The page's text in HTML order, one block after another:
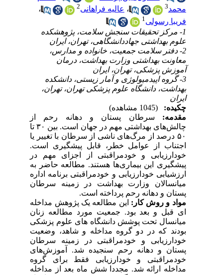
محمد
،عالیه فراهانی
،
فریبا رسولی
1- مرکز تحقیقات سنجش سلامت، پژوهشکده
علوم بهداشتی جهاددانشگاهی، تهران، ایران
2- دفتر سلامت جمعیت، خانواده و مدارس،
معاونت بهداشتی وزارت بهداشت، درمان
آموزش پزشکی، تهران، ایران
3- گروه اپیدمیولوژی و آمار زیستی، دانشکده
بهداشت، دانشگاه علوم پزشکی تهران، تهران،
ایران
چکیده:
مقدمه:سرطان پستان و دهانه رحم از
چالش‌های بهداشتی مهم در جهان است. بین ۳۰ تا
۵۰ درصد از مرگ‌های ناشی از سرطان با تغییر یا
اجتناب از عوامل خطر، قابل پیشگیری است.
خودارزیابی و خودمراقبتی از اجزای مهم در
پیشگیری این بیماری‌ها هستند. مطالعه حاضر به
ارزشیابی خودارزیابی و خودمراقبتی برنامه اداره
میانسالان وزارت بهداشت در زمینه سرطان
پستان و دهانه رحم پرداخته است.
مواد و روش کار:این مطالعه یک پژوهش مداخله
ای قبل و بعد بود. جمعیت مورد مطالعه زنان
میانسال تحت پوشش دانشگاه ‌های علوم پزشکی
بودند که در دو گروه مداخله و شاهد، وضعیت
خودارزیابی و خودمراقبتی در زمینه سرطان
پستان و دهانه رحم سنجیده شد. آموزش‌های
خودمراقبتی و خودارزیابی فقط برای گروه
مداخله ارائه شد. مجددا شش ماه بعد از مداخله